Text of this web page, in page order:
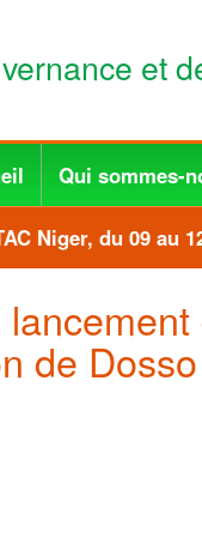
et
Qui sommes-
Niger, du 09 au